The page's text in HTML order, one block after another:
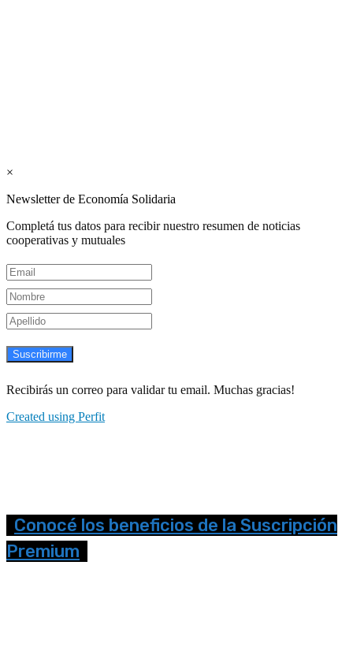
×
Newsletter de Economía Solidaria
Completá tus datos para recibir nuestro resumen de noticias
cooperativas y mutuales
Suscribirme
Recibirás un correo para validar tu email. Muchas gracias!
Created using Perfit
Conocé los beneficios de la Suscripción
Premium